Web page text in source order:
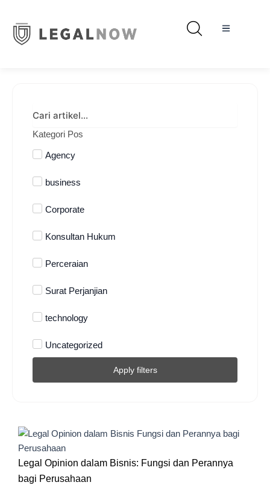
Kategori Pos
Agency
business
Corporate
Konsultan Hukum
Perceraian
Surat Perjanjian
technology
Uncategorized
Apply filters
Legal Opinion dalam Bisnis: Fungsi dan Perannya
bagi Perusahaan